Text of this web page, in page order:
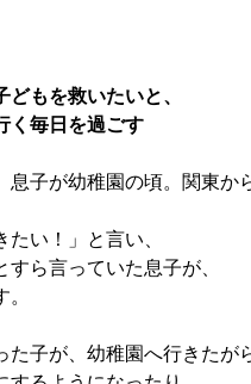
もを救いたいと、
く毎日を過ごす
息子が幼稚園の頃。関東か
い！」と言い、
ら言っていた息子が、
子が、幼稚園へ行きたが